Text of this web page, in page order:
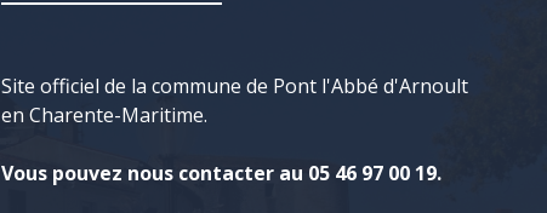
Site officiel de la commune de Pont l'Abbé d'Arnoult
en Charente-Maritime.
Vous pouvez nous contacter au 05 46 97 00 19.